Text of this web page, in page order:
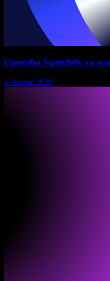
Uporaba Speechify za
4. februar 2026